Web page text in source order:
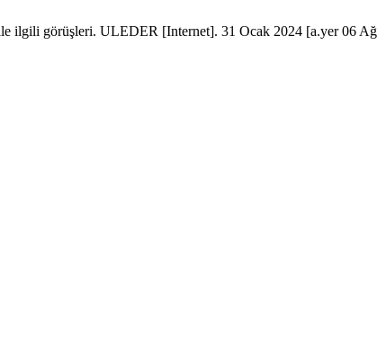
ilgili görüşleri. ULEDER [Internet]. 31 Ocak 2024 [a.yer 06